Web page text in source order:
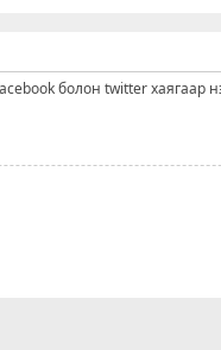
болон twitter хаягаар